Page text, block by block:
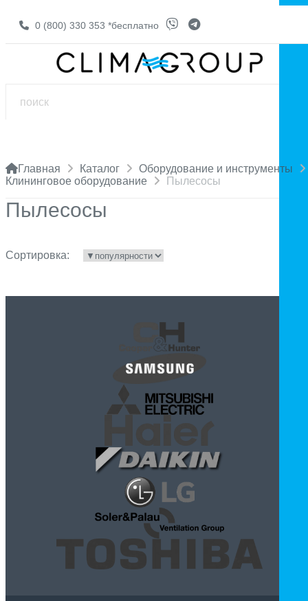
0 (800) 330 353 *бесплатно
Главная Каталог
Оборудование и инструменты
Клининговое оборудование
Пылесосы
Пылесосы
Сортировка: